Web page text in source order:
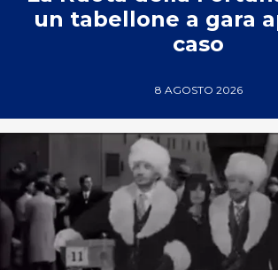
un tabellone a gara
caso
8 AGOSTO 2026